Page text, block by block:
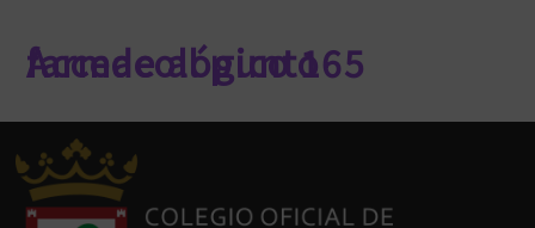
Accede al punto farmacológico 165